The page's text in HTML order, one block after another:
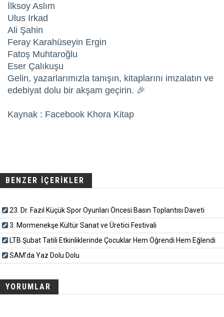
İlksoy Aslım
Ulus Irkad
Ali Şahin
Feray Karahüseyin Ergin
Fatoş Muhtaroğlu
Eser Çalıkuşu
Gelin, yazarlarımızla tanışın, kitaplarını imzalatın ve
edebiyat dolu bir akşam geçirin. 🎉
Kaynak : Facebook Khora Kitap
BENZER İÇERİKLER
23. Dr. Fazıl Küçük Spor Oyunları Öncesi Basın Toplantısı Daveti
3. Mormenekşe Kültür Sanat ve Üretici Festivali
LTB Şubat Tatili Etkinliklerinde Çocuklar Hem Öğrendi Hem Eğlendi
SAM’da Yaz Dolu Dolu
YORUMLAR